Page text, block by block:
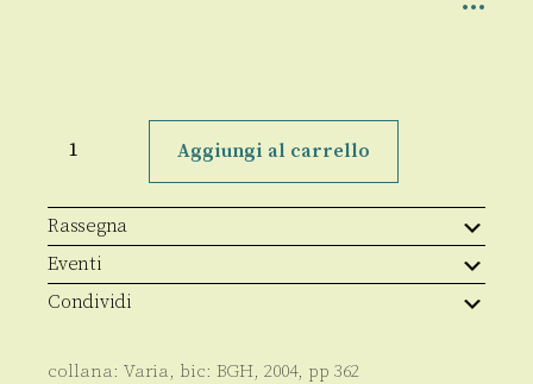
Sturzo
Aggiungi al carrello
Rassegna
Eventi
Condividi
collana: Varia, bic: BGH, 2004, pp 362